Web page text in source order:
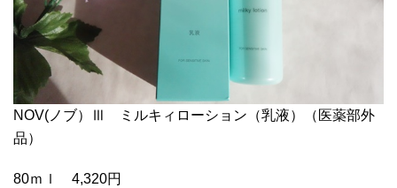
NOV(ノブ）Ⅲ ミルキィローション（乳液）（医薬部外
品）
80ｍｌ 4,320円